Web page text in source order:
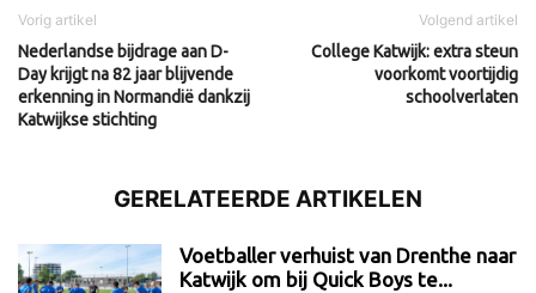
Vorig artikel
Nederlandse bijdrage aan D-
Day krijgt na 82 jaar blijvende
erkenning in Normandië dankzij
Katwijkse stichting
Volgend artikel
College Katwijk: extra steun
voorkomt voortijdig
schoolverlaten
GERELATEERDE ARTIKELEN
Voetballer verhuist van Drenthe naar
Katwijk om bij Quick Boys te...